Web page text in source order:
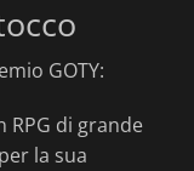
GOTY:
RPG di grande
la sua